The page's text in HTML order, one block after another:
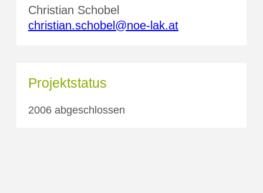
Christian Schobel
christian.schobel@noe-lak.at
Projektstatus
2006 abgeschlossen